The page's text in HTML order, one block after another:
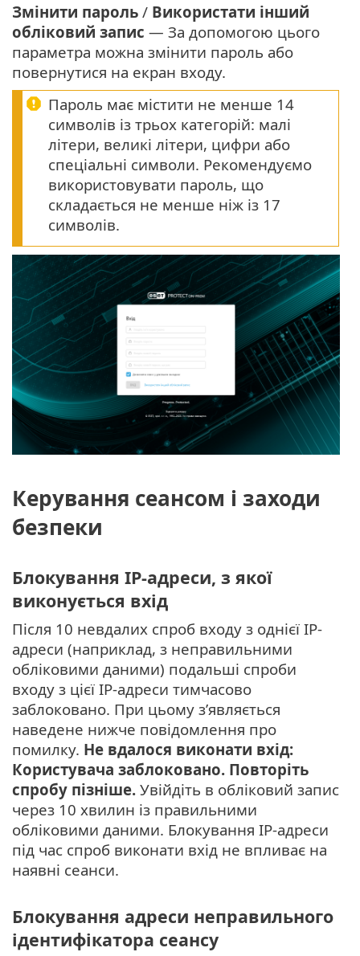
Змінити пароль / Використати інший
обліковий запис — За допомогою цього
параметра можна змінити пароль або
повернутися на екран входу.
Пароль має містити не менше 14
символів із трьох категорій: малі
літери, великі літери, цифри або
спеціальні символи. Рекомендуємо
використовувати пароль, що
складається не менше ніж із 17
символів.
Керування сеансом і заходи
безпеки
Блокування IP-адреси, з якої
виконується вхід
Після 10 невдалих спроб входу з однієї IP-
адреси (наприклад, з неправильними
обліковими даними) подальші спроби
входу з цієї IP-адреси тимчасово
заблоковано. При цьому з’являється
наведене нижче повідомлення про
помилку. Не вдалося виконати вхід:
Користувача заблоковано. Повторіть
спробу пізніше. Увійдіть в обліковий запис
через 10 хвилин із правильними
обліковими даними. Блокування IP-адреси
під час спроб виконати вхід не впливає на
наявні сеанси.
Блокування адреси неправильного
ідентифікатора сеансу